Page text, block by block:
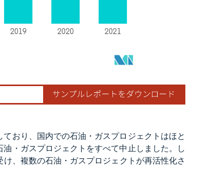
おり、国内での石油・ガスプロジェクトはほと
・ガスプロジェクトをすべて中止しました。し
、複数の石油・ガスプロジェクトが再活性化さ